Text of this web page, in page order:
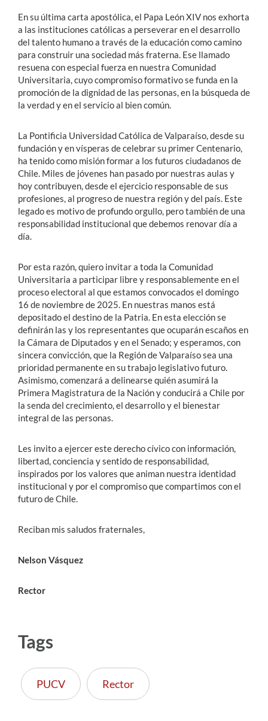
En su última carta apostólica, el Papa León XIV nos exhorta
a las instituciones católicas a perseverar en el desarrollo
del talento humano a través de la educación como camino
para construir una sociedad más fraterna. Ese llamado
resuena con especial fuerza en nuestra Comunidad
Universitaria, cuyo compromiso formativo se funda en la
promoción de la dignidad de las personas, en la búsqueda de
la verdad y en el servicio al bien común.
La Pontificia Universidad Católica de Valparaíso, desde su
fundación y en vísperas de celebrar su primer Centenario,
ha tenido como misión formar a los futuros ciudadanos de
Chile. Miles de jóvenes han pasado por nuestras aulas y
hoy contribuyen, desde el ejercicio responsable de sus
profesiones, al progreso de nuestra región y del país. Este
legado es motivo de profundo orgullo, pero también de una
responsabilidad institucional que debemos renovar día a
día.
Por esta razón, quiero invitar a toda la Comunidad
Universitaria a participar libre y responsablemente en el
proceso electoral al que estamos convocados el domingo
16 de noviembre de 2025. En nuestras manos está
depositado el destino de la Patria. En esta elección se
definirán las y los representantes que ocuparán escaños en
la Cámara de Diputados y en el Senado; y esperamos, con
sincera convicción, que la Región de Valparaíso sea una
prioridad permanente en su trabajo legislativo futuro.
Asimismo, comenzará a delinearse quién asumirá la
Primera Magistratura de la Nación y conducirá a Chile por
la senda del crecimiento, el desarrollo y el bienestar
integral de las personas.
Les invito a ejercer este derecho cívico con información,
libertad, conciencia y sentido de responsabilidad,
inspirados por los valores que animan nuestra identidad
institucional y por el compromiso que compartimos con el
futuro de Chile.
Reciban mis saludos fraternales,
Nelson Vásquez
Rector
Tags
PUCV Rector